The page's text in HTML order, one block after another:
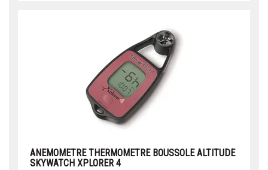
ANEMOMETRE THERMOMETRE BOUSSOLE ALTITUDE
SKYWATCH XPLORER 4